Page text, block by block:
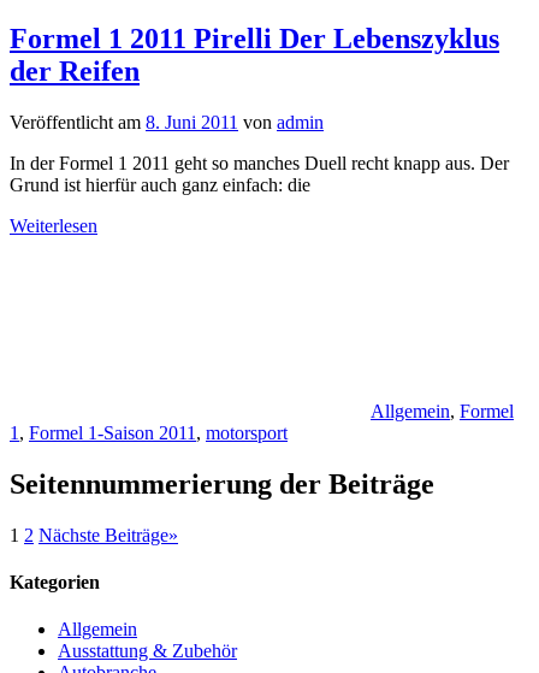
Formel 1 2011 Pirelli Der Lebenszyklus
der Reifen
Veröffentlicht am 8. Juni 2011 von admin
In der Formel 1 2011 geht so manches Duell recht knapp aus. Der
Grund ist hierfür auch ganz einfach: die
Weiterlesen
Allgemein, Formel
1 , Formel 1-Saison 2011 , motorsport
Seitennummerierung der Beiträge
1 2 Nächste Beiträge»
Kategorien
Allgemein
Ausstattung & Zubehör